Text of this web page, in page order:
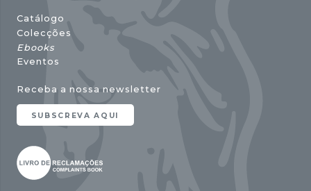
Catálogo
Colecções
Ebooks
Eventos
Receba a nossa newsletter
SUBSCREVA AQUI